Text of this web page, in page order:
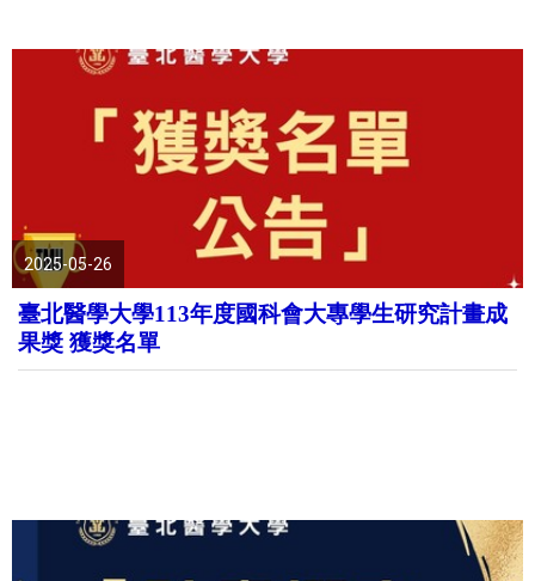
2025-05-26
臺北醫學大學113年度國科會大專學生研究計畫成
果獎 獲獎名單